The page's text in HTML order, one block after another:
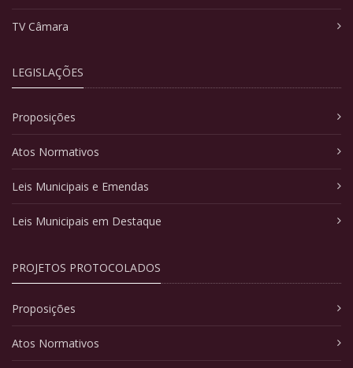
TV Câmara
LEGISLAÇÕES
Proposições
Atos Normativos
Leis Municipais e Emendas
Leis Municipais em Destaque
PROJETOS PROTOCOLADOS
Proposições
Atos Normativos